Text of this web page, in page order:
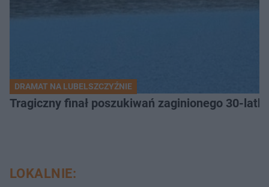
DRAMAT NA LUBELSZCZYŹNIE
Tragiczny finał poszukiwań zaginionego 30-
LOKALNIE: